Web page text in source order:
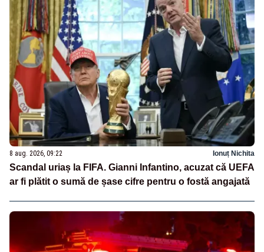
8 aug. 2026, 09:22 Ionuț Nichita
Scandal uriaș la FIFA. Gianni Infantino, acuzat că UEFA
ar fi plătit o sumă de șase cifre pentru o fostă angajată